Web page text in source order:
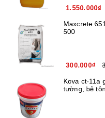
1.550.000₫
Maxcrete
500
300.000₫
Kova ct-11a
tường, bê